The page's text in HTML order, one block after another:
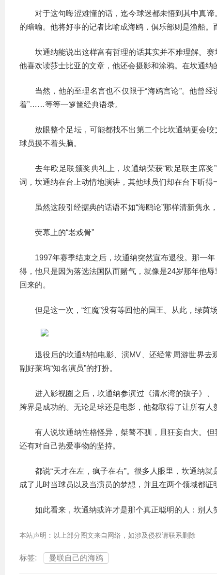
对于这句晦涩难懂的话，迄今球迷都未悟到其中真
的暗喻。他将好事的记者比喻成海鸥，俱乐部则是渔船
坎通纳能说出这样富有哲理的话其实并不难理解。
他喜欢读莎士比亚的文章，他还会摄影和涂鸦。在坎通
当然，他的至理名言也不仅限于“海鸥言论”。他曾
着”……等等一箩筐经典语录。
放眼整个足坛，可能都找不出第二个比坎通纳更会
球员摸不着头脑。
去年欧足联颁奖典礼上，坎通纳荣获“欧足联主席
词，坎通纳在台上动情地演讲，其他球员们却在台下听得
虽然这段引经据典的话语不如“海鸥论”那样清新隽
荧幕上的“老戏骨”
1997年赛季结束之后，坎通纳突然宣布退役。那一
得，他只是因为落选法国队而赌气，就像是24岁那年他
回来的。
但是这一次，“红魔”没有等回他的国王。从此，绿茵
退役后的坎通纳拍电影、演MV、还经常周游世界
副好莱坞“知名演员”的打扮。
进入影视圈之后，坎通纳参演过《清水湾的孩子》
跨界是成功的。无论足球还是电影，他都取得了让所有人
有人说坎通纳性格怪异，桀骜不驯，且狂妄自大。
还有对自己热爱事物的坚持。
都说“天才在左，疯子在右”。很多人眼里，坎通纳
成了儿时当球员以及当演员的梦想，并且在两个领域都证
如此看来，坎通纳或许才是那个真正聪明的人：别
本站声明：以上部分图文来自网络，如涉及侵权请联系删除
标签: 曼联自己的海鸥